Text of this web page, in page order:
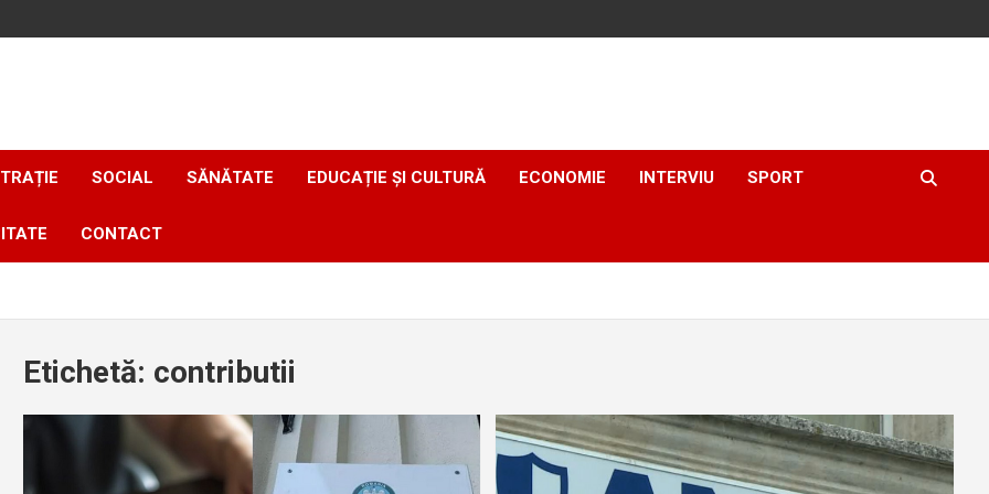
SOCIAL SĂNĂTATE EDUCAȚIE ȘI CULTURĂ ECONOMIE INTERVIU SPORT
CONTACT
Etichetă: contributii